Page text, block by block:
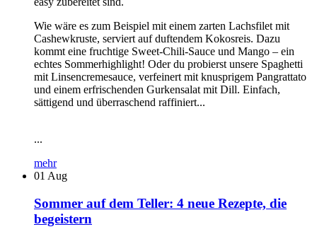
Wie wäre es zum Beispiel mit einem zarten Lachsfilet mit
Cashewkruste, serviert auf duftendem Kokosreis. Dazu
kommt eine fruchtige Sweet-Chili-Sauce und Mango – ein
echtes Sommerhighlight! Oder du probierst unsere Spaghetti
mit Linsencremesauce, verfeinert mit knusprigem Pangrattato
und einem erfrischenden Gurkensalat mit Dill. Einfach,
sättigend und überraschend raffiniert...
...
mehr
01 Aug
Sommer auf dem Teller: 4 neue Rezepte, die
begeistern